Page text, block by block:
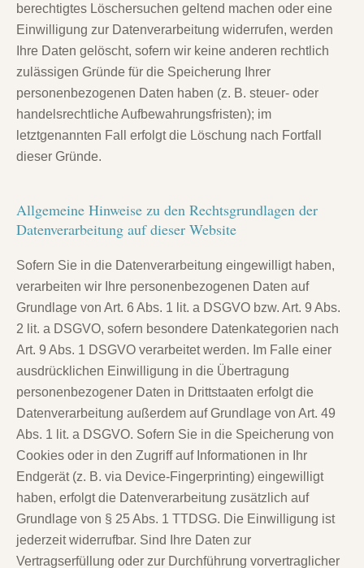
berechtigtes Löschersuchen geltend machen oder eine
Einwilligung zur Datenverarbeitung widerrufen, werden
Ihre Daten gelöscht, sofern wir keine anderen rechtlich
zulässigen Gründe für die Speicherung Ihrer
personenbezogenen Daten haben (z. B. steuer- oder
handelsrechtliche Aufbewahrungsfristen); im
letztgenannten Fall erfolgt die Löschung nach Fortfall
dieser Gründe.
Allgemeine Hinweise zu den Rechtsgrundlagen der
Datenverarbeitung auf dieser Website
Sofern Sie in die Datenverarbeitung eingewilligt haben,
verarbeiten wir Ihre personenbezogenen Daten auf
Grundlage von Art. 6 Abs. 1 lit. a DSGVO bzw. Art. 9 Abs.
2 lit. a DSGVO, sofern besondere Datenkategorien nach
Art. 9 Abs. 1 DSGVO verarbeitet werden. Im Falle einer
ausdrücklichen Einwilligung in die Übertragung
personenbezogener Daten in Drittstaaten erfolgt die
Datenverarbeitung außerdem auf Grundlage von Art. 49
Abs. 1 lit. a DSGVO. Sofern Sie in die Speicherung von
Cookies oder in den Zugriff auf Informationen in Ihr
Endgerät (z. B. via Device-Fingerprinting) eingewilligt
haben, erfolgt die Datenverarbeitung zusätzlich auf
Grundlage von § 25 Abs. 1 TTDSG. Die Einwilligung ist
jederzeit widerrufbar. Sind Ihre Daten zur
Vertragserfüllung oder zur Durchführung vorvertraglicher